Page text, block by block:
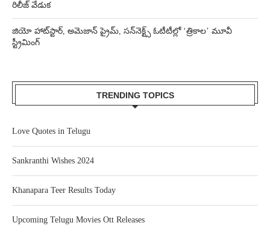
రిలీజ్ వేడుక
జియో హాట్‌స్టార్, అమెజాన్ ప్రైమ్, సన్‌నెక్ట్స్ ఓటీటీల్లో ‘త్రికాల’ మూవీ
స్ట్రీమింగ్
TRENDING TOPICS
Love Quotes in Telugu
Sankranthi Wishes 2024
Khanapara Teer Results Today
Upcoming Telugu Movies Ott Releases